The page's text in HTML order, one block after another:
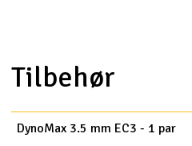
Drönare
Drönare för FPV
Tilbehør
DynoMax 3.5 mm EC3 - 1 par